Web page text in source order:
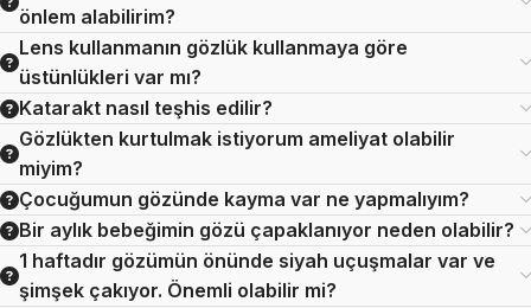
önlem alabilirim?
Lens kullanmanın gözlük kullanmaya göre
üstünlükleri var mı?
Katarakt nasıl teşhis edilir?
Gözlükten kurtulmak istiyorum ameliyat olabilir
miyim?
Çocuğumun gözünde kayma var ne yapmalıyım?
Bir aylık bebeğimin gözü çapaklanıyor neden olabilir?
1 haftadır gözümün önünde siyah uçuşmalar var ve
şimşek çakıyor. Önemli olabilir mi?